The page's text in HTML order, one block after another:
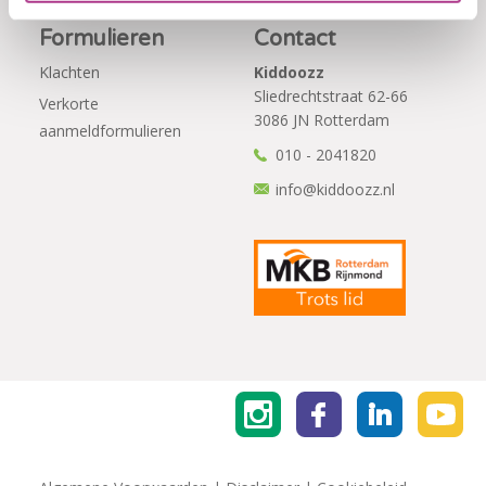
Formulieren
Klachten
Verkorte
aanmeldformulieren
Contact
Kiddoozz
Sliedrechtstraat 62-66
3086 JN Rotterdam
010 - 2041820
info@kiddoozz.nl